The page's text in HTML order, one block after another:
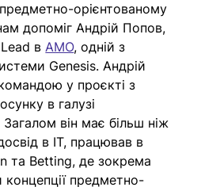
орієнтованому
допоміг Андрій Попов,
Lead в AMO, одній з
Genesis. Андрій
у проєкті з
в галузі
він має більш ніж
в IT, працював в
та Betting, де зокрема
концепції предметно-